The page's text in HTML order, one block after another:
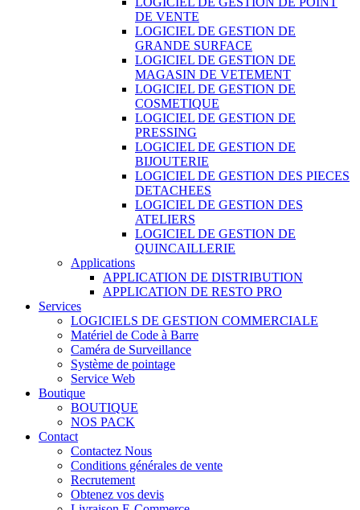
DE VENTE
LOGICIEL DE GESTION DE
GRANDE SURFACE
LOGICIEL DE GESTION DE
MAGASIN DE VETEMENT
LOGICIEL DE GESTION DE
COSMETIQUE
LOGICIEL DE GESTION DE
PRESSING
LOGICIEL DE GESTION DE
BIJOUTERIE
LOGICIEL DE GESTION DES PIECES
DETACHEES
LOGICIEL DE GESTION DES
ATELIERS
LOGICIEL DE GESTION DE
QUINCAILLERIE
Applications
APPLICATION DE DISTRIBUTION
APPLICATION DE RESTO PRO
Services
LOGICIELS DE GESTION COMMERCIALE
Matériel de Code à Barre
Caméra de Surveillance
Système de pointage
Service Web
Boutique
BOUTIQUE
NOS PACK
Contact
Contactez Nous
Conditions générales de vente
Recrutement
Obtenez vos devis